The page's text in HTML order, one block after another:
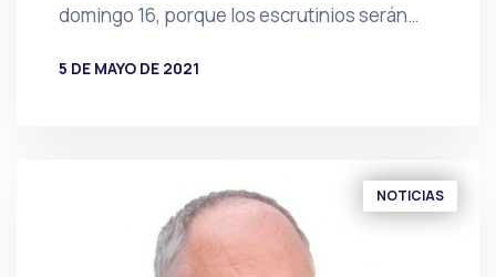
domingo 16, porque los escrutinios serán…
5 DE MAYO DE 2021
NOTICIAS